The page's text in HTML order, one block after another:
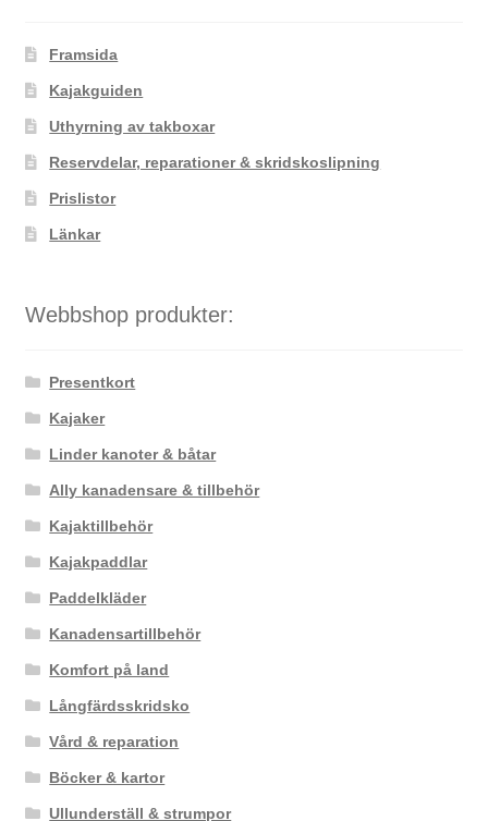
Framsida
Kajakguiden
Uthyrning av takboxar
Reservdelar, reparationer & skridskoslipning
Prislistor
Länkar
Webbshop produkter:
Presentkort
Kajaker
Linder kanoter & båtar
Ally kanadensare & tillbehör
Kajaktillbehör
Kajakpaddlar
Paddelkläder
Kanadensartillbehör
Komfort på land
Långfärdsskridsko
Vård & reparation
Böcker & kartor
Ullunderställ & strumpor